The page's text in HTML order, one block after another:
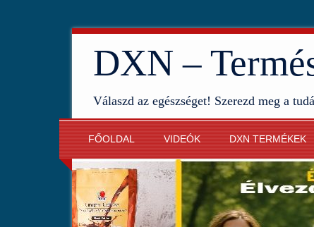
DXN –
Válaszd az egészséget! Szerezd meg a
FŐOLDAL VIDEÓK DXN TERMÉKEK